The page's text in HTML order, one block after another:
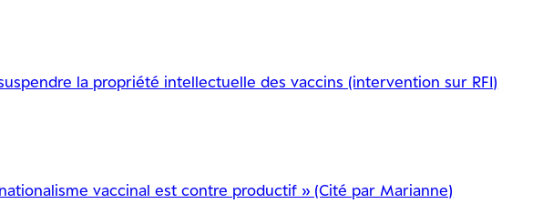
la propriété intellectuelle des vaccins (intervention sur RFI)
vaccinal est contre productif » (Cité par Marianne)